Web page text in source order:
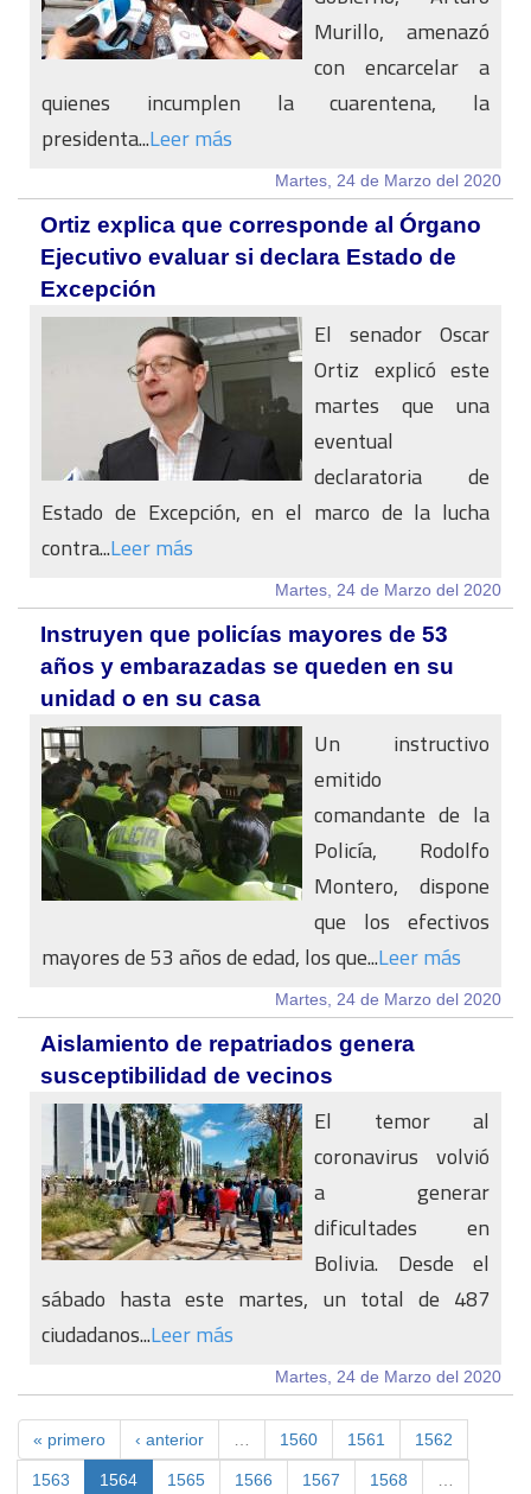
Murillo, amenazó
con encarcelar a
quienes incumplen la cuarentena, la
presidenta...Leer más
Martes, 24 de Marzo del 2020
Ortiz explica que corresponde al Órgano
Ejecutivo evaluar si declara Estado de
Excepción
El senador Oscar
Ortiz explicó este
martes que una
eventual
declaratoria de
Estado de Excepción, en el marco de la lucha
contra...Leer más
Martes, 24 de Marzo del 2020
Instruyen que policías mayores de 53
años y embarazadas se queden en su
unidad o en su casa
Un instructivo
emitido
comandante de la
Policía, Rodolfo
Montero, dispone
que los efectivos
mayores de 53 años de edad, los que...Leer más
Martes, 24 de Marzo del 2020
Aislamiento de repatriados genera
susceptibilidad de vecinos
El temor al
coronavirus volvió
a generar
dificultades en
Bolivia. Desde el
sábado hasta este martes, un total de 487
ciudadanos...Leer más
Martes, 24 de Marzo del 2020
« primero ‹ anterior 1560 1561 1562
1563 1564 1565 1566 1567 1568